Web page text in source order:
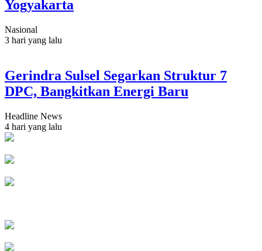
Yogyakarta
Nasional
3 hari yang lalu
Gerindra Sulsel Segarkan Struktur 7
DPC, Bangkitkan Energi Baru
Headline News
4 hari yang lalu